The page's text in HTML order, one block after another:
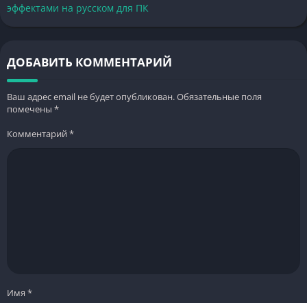
эффектами на русском для ПК
ДОБАВИТЬ КОММЕНТАРИЙ
Ваш адрес email не будет опубликован.Обязательные поля
помечены *
Комментарий*
Имя *